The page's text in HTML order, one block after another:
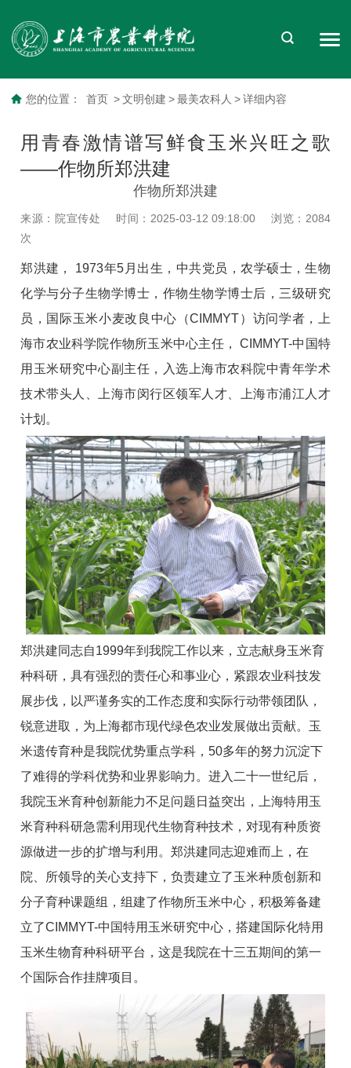
您的位置： 首页 > 文明创建 > 最美农科人 > 详细内容
用青春激情谱写鲜食玉米兴旺之歌
——作物所郑洪建
作物所郑洪建
来源：院宣传处 时间：2025-03-12 09:18:00 浏览： 2084
次
郑洪建， 1973年5月出生，中共党员，农学硕士，生物
化学与分子生物学博士，作物生物学博士后，三级研究
员，国际玉米小麦改良中心（CIMMYT）访问学者，上
海市农业科学院作物所玉米中心主任， CIMMYT-中国特
用玉米研究中心副主任，入选上海市农科院中青年学术
技术带头人、上海市闵行区领军人才、上海市浦江人才
计划。
郑洪建同志自1999年到我院工作以来，立志献身玉米育
种科研，具有强烈的责任心和事业心，紧跟农业科技发
展步伐，以严谨务实的工作态度和实际行动带领团队，
锐意进取，为上海都市现代绿色农业发展做出贡献。玉
米遗传育种是我院优势重点学科，50多年的努力沉淀下
了难得的学科优势和业界影响力。进入二十一世纪后，
我院玉米育种创新能力不足问题日益突出，上海特用玉
米育种科研急需利用现代生物育种技术，对现有种质资
源做进一步的扩增与利用。郑洪建同志迎难而上，在
院、所领导的关心支持下，负责建立了玉米种质创新和
分子育种课题组，组建了作物所玉米中心，积极筹备建
立了CIMMYT-中国特用玉米研究中心，搭建国际化特用
玉米生物育种科研平台，这是我院在十三五期间的第一
个国际合作挂牌项目。